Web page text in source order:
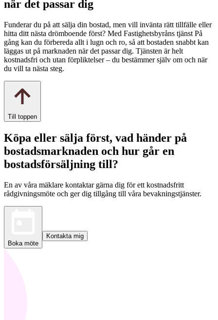
när det passar dig
Funderar du på att sälja din bostad, men vill invänta rätt tillfälle eller
hitta ditt nästa drömboende först? Med Fastighetsbyråns tjänst På
gång kan du förbereda allt i lugn och ro, så att bostaden snabbt kan
läggas ut på marknaden när det passar dig. Tjänsten är helt
kostnadsfri och utan förpliktelser – du bestämmer själv om och när
du vill ta nästa steg.
Till toppen
Köpa eller sälja först, vad händer på
bostadsmarknaden och hur går en
bostadsförsäljning till?
En av våra mäklare kontaktar gärna dig för ett kostnadsfritt
rådgivningsmöte och ger dig tillgång till våra bevakningstjänster.
Boka möte
Kontakta mig